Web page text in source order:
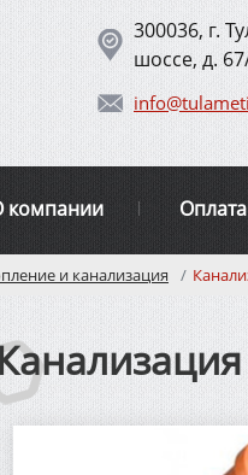
300036, г.
шоссе, д.
компании Оплата
и канализация